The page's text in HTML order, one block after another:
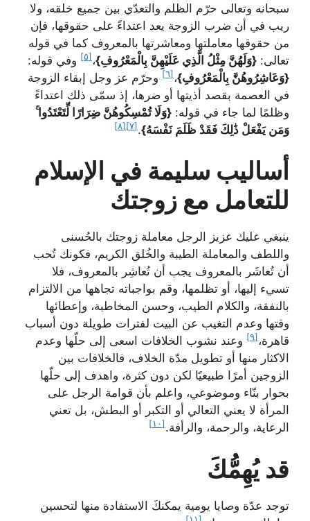
سبحانه وتعالى حرّم الظلم والتعدّي بين جميع خلقه، ولا
ريب في أن ضرب الزوجة يعد اعتداءً على حقوقها، فإن
من حقوقها معاملتها ومعاشرتها بالمعروف كما في قوله
تعالى: {وَلَهُنَّ مِثْلُ الَّذِي عَلَيْهِنَّ بِالْمَعْرُوفِ}، [٥]
وفي قوله:
{وَعَاشِرُوهُنَّ بِالْمَعْرُوفِ}، [٦]
وحرّم عز وجل إبقاء الزوجة
في العصمة بقصد أذيتها أو ضرها، إذ سمّى ذلك اعتداءً
وظلمًا لما جاء في قوله: {وَلَا تُمْسِكُوهُنَّ ضِرَارًا لِّتَعْتَدُوا ۚ
وَمَن يَفْعَلْ ذَٰلِكَ فَقَدْ ظَلَمَ نَفْسَهُ}. [٧] [٨]
أساليب سليمة في الإسلام
للتعامل مع زوجتك
ينبغي عليك عزيز الرجل معاملة زوجتك بالحُسنى
واللطف والمعاملة الطيبة والخُلق الكريم، فكونك تُحب
أن تُعاشَر بالمعروف يجب أن تُعاشِر بالمعروف، فلا
تسيء إليها، أو تظلمها، وقم بواجباته تجاهها من الالتزام
بالنفقة، والكلام الطيب، وحسن المخاطبة، وإعطائها
وقتها وعدم التغيب عن البيت لفترات طويلة دون أسباب
قاهرة، [٩]
وعند نشوب الخلافات اسعى إلى حلّها وعدم
الاكثار منها أو تطويل مدّة الخلاف، فالخلافات بين
الزوجين أمرًا طبيعيًا لكن دون كثرة، واهدف إلى حلّها
بحوار بنّاء وموضوعي، واعلم بأن قوامة الرجل على
المرأة لا يعني التعالي أو التكبر أو البطش، بل تعني
الرعاية، والرحمة، والرأفة. [١٠]
قد يُهِمُّكَ
توجد عدّة وصايا يومية يمكنكَ الاستفادة منها لتحسين